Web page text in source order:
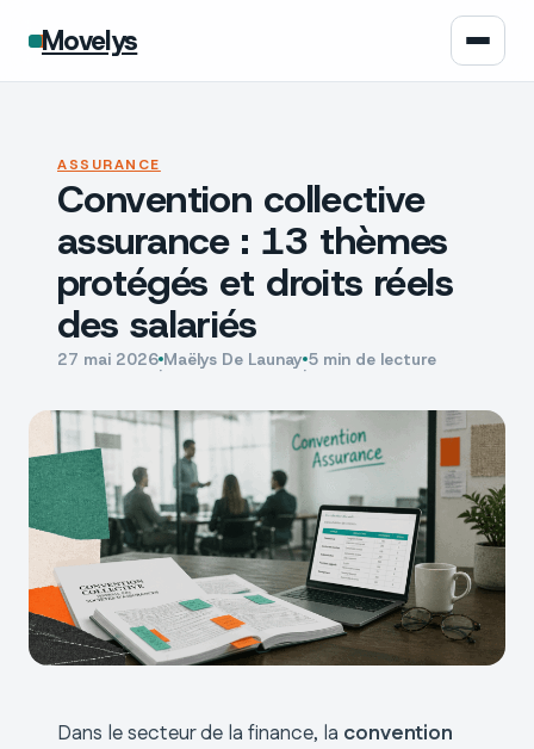
Movelys
Moto
Assurance
Écologie
ASSURANCE
Convention collective
assurance : 13 thèmes
protégés et droits réels
des salariés
27 mai 2026·Maëlys De Launay·5 min de lecture
Dans le secteur de la finance, la convention